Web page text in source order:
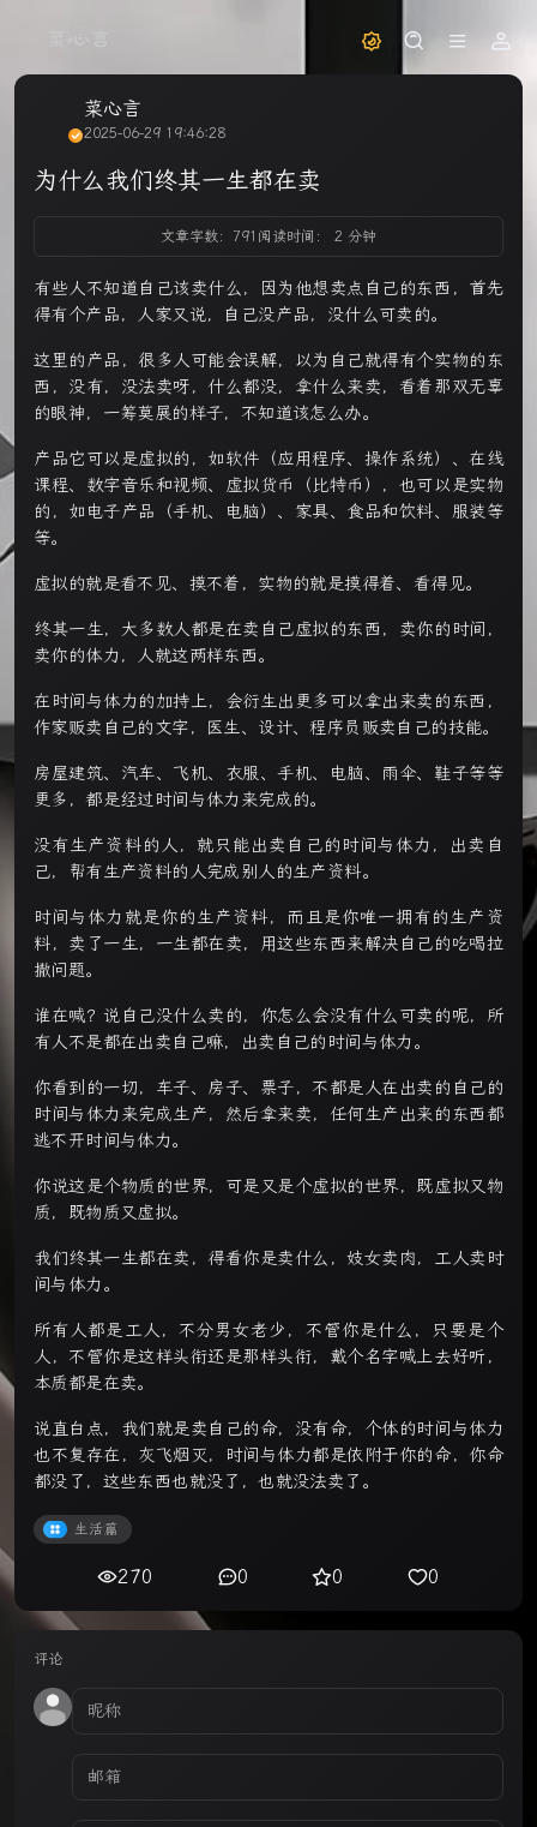
菜心言
2025-06-29 19:46:28
为什么我们终其一生都在卖
文章字数：791 阅读时间： 2 分钟
有些人不知道自己该卖什么，因为他想卖点自己的东西，首先
得有个产品，人家又说，自己没产品，没什么可卖的。
这里的产品，很多人可能会误解，以为自己就得有个实物的东
西，没有，没法卖呀，什么都没，拿什么来卖，看着那双无辜
的眼神，一筹莫展的样子，不知道该怎么办。
产品它可以是虚拟的，如软件（应用程序、操作系统）、在线
课程、数字音乐和视频、虚拟货币（比特币），也可以是实物
的，如电子产品（手机、电脑）、家具、食品和饮料、服装等
等。
虚拟的就是看不见、摸不着，实物的就是摸得着、看得见。
终其一生，大多数人都是在卖自己虚拟的东西，卖你的时间，
卖你的体力，人就这两样东西。
在时间与体力的加持上，会衍生出更多可以拿出来卖的东西，
作家贩卖自己的文字，医生、设计、程序员贩卖自己的技能。
房屋建筑、汽车、飞机、衣服、手机、电脑、雨伞、鞋子等等
更多，都是经过时间与体力来完成的。
没有生产资料的人，就只能出卖自己的时间与体力，出卖自
己，帮有生产资料的人完成别人的生产资料。
时间与体力就是你的生产资料，而且是你唯一拥有的生产资
料，卖了一生，一生都在卖，用这些东西来解决自己的吃喝拉
撒问题。
谁在喊？说自己没什么卖的，你怎么会没有什么可卖的呢，所
有人不是都在出卖自己嘛，出卖自己的时间与体力。
你看到的一切，车子、房子、票子，不都是人在出卖的自己的
时间与体力来完成生产，然后拿来卖，任何生产出来的东西都
逃不开时间与体力。
你说这是个物质的世界，可是又是个虚拟的世界，既虚拟又物
质，既物质又虚拟。
我们终其一生都在卖，得看你是卖什么，妓女卖肉，工人卖时
间与体力。
所有人都是工人，不分男女老少，不管你是什么，只要是个
人，不管你是这样头衔还是那样头衔，戴个名字喊上去好听，
本质都是在卖。
说直白点，我们就是卖自己的命，没有命，个体的时间与体力
也不复存在，灰飞烟灭，时间与体力都是依附于你的命，你命
都没了，这些东西也就没了，也就没法卖了。
生活篇
270 0 0 0
评论